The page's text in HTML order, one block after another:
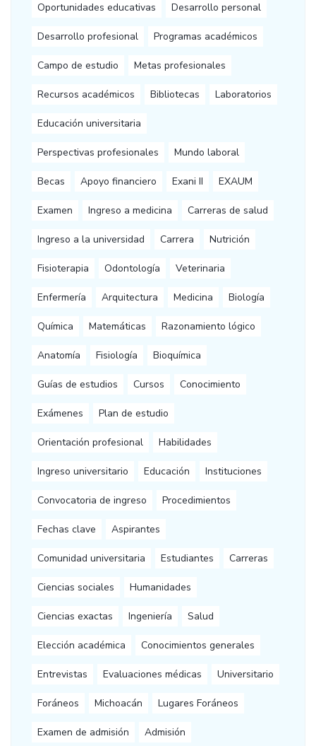
Oportunidades educativas Desarrollo personal
Desarrollo profesional Programas académicos
Campo de estudio Metas profesionales
Recursos académicos Bibliotecas Laboratorios
Educación universitaria
Perspectivas profesionales Mundo laboral
Becas Apoyo financiero Exani II EXAUM
Examen Ingreso a medicina Carreras de salud
Ingreso a la universidad Carrera Nutrición
Fisioterapia Odontología Veterinaria
Enfermería Arquitectura Medicina Biología
Química Matemáticas Razonamiento lógico
Anatomía Fisiología Bioquímica
Guías de estudios Cursos Conocimiento
Exámenes Plan de estudio
Orientación profesional Habilidades
Ingreso universitario Educación Instituciones
Convocatoria de ingreso Procedimientos
Fechas clave Aspirantes
Comunidad universitaria Estudiantes Carreras
Ciencias sociales Humanidades
Ciencias exactas Ingeniería Salud
Elección académica Conocimientos generales
Entrevistas Evaluaciones médicas Universitario
Foráneos Michoacán Lugares Foráneos
Examen de admisión Admisión